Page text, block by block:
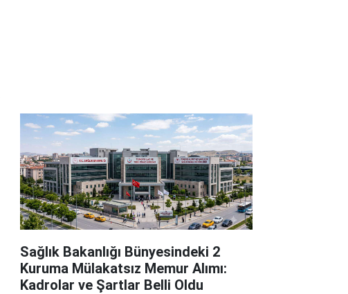
Sağlık Bakanlığı Bünyesindeki 2
Kuruma Mülakatsız Memur Alımı:
Kadrolar ve Şartlar Belli Oldu